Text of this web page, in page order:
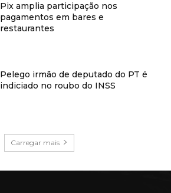
Pix amplia participação nos
pagamentos em bares e
restaurantes
Pelego irmão de deputado do PT é
indiciado no roubo do INSS
Carregar mais